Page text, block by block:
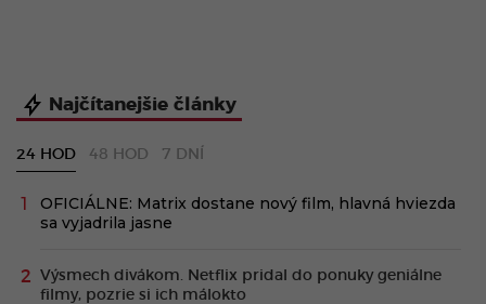
Najčítanejšie články
24 HOD 48 HOD 7 DNÍ
OFICIÁLNE: Matrix dostane nový film, hlavná hviezda
sa vyjadrila jasne
Výsmech divákom. Netflix pridal do ponuky geniálne
filmy, pozrie si ich málokto